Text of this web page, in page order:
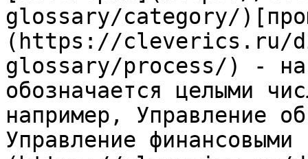
glossary/category/
(https://cleverics.ru/
glossary/process/) -
обозначается целыми
например, Управление
Управление